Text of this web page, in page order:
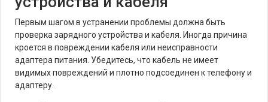
Первым шагом в устранении проблемы должна быть
проверка зарядного устройства и кабеля. Иногда причина
кроется в повреждении кабеля или неисправности
адаптера питания. Убедитесь, что кабель не имеет
видимых повреждений и плотно подсоединен к телефону и
адаптеру.